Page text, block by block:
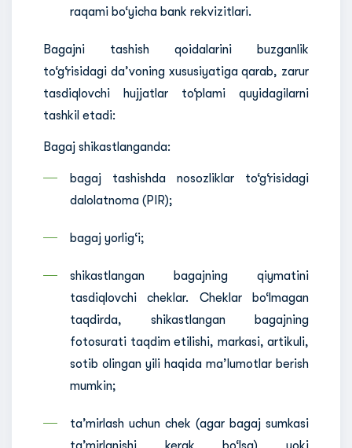
raqami bo‘yicha bank rekvizitlari.
Bagajni tashish qoidalarini buzganlik
to‘g‘risidagi da’voning xususiyatiga qarab, zarur
tasdiqlovchi hujjatlar to‘plami quyidagilarni
tashkil etadi:
Bagaj shikastlanganda:
bagaj tashishda nosozliklar to‘g‘risidagi
dalolatnoma (PIR);
bagaj yorlig‘i;
shikastlangan bagajning qiymatini
tasdiqlovchi cheklar. Cheklar bo‘lmagan
taqdirda, shikastlangan bagajning
fotosurati taqdim etilishi, markasi, artikuli,
sotib olingan yili haqida ma’lumotlar berish
mumkin;
ta’mirlash uchun chek (agar bagaj sumkasi